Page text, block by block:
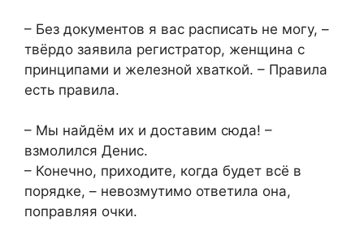
– Без документов я вас расписать не могу, –
твёрдо заявила регистратор, женщина с
принципами и железной хваткой. – Правила
есть правила.
– Мы найдём их и доставим сюда! –
взмолился Денис.
– Конечно, приходите, когда будет всё в
порядке, – невозмутимо ответила она,
поправляя очки.